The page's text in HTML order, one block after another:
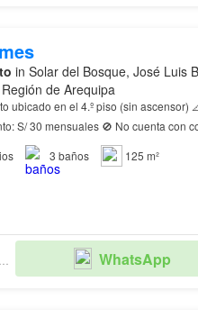
in Solar del Bosque, José Luis
de Arequipa
🏢 Departamento
S/ 30 mensuales 🚫 No cuenta con
✔️ Cocina funcional ✔️ 3 dormito…
3 baños 125 m²
SKY7 BIENES RAÍCES WhatsApp